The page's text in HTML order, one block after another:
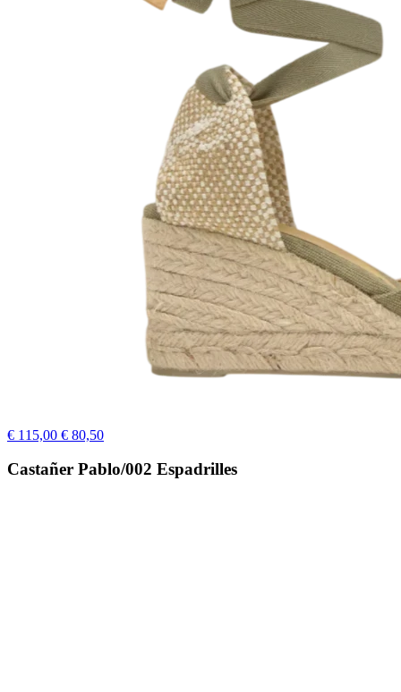
€ 115,00 € 80,50
Castañer Pablo/002 Espadrilles